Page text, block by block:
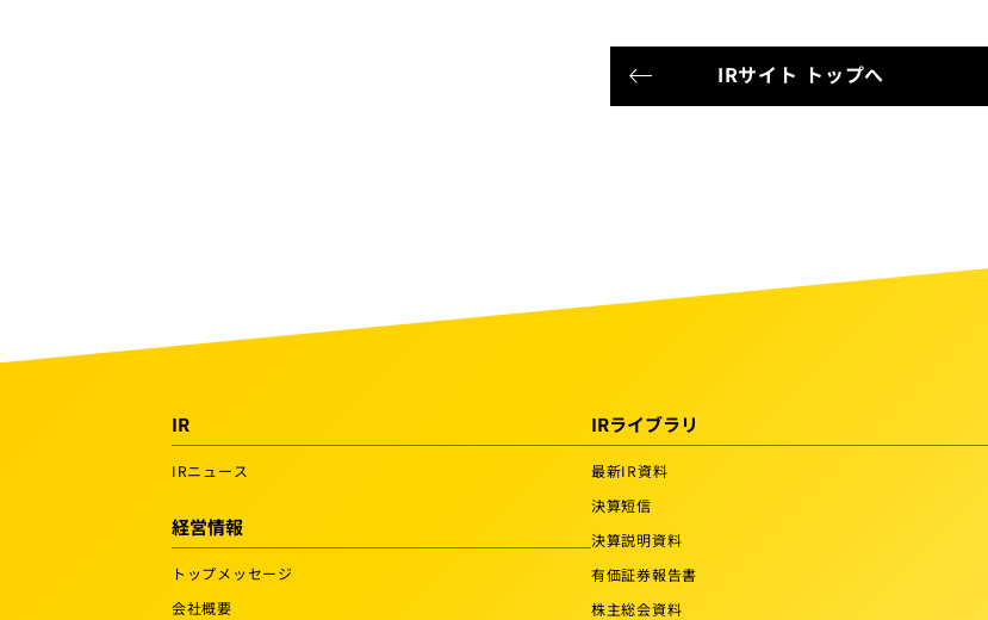
IRサイト トップへ
IR
IRニュース
経営情報
トップメッセージ
会社概要
IRライブラリ
最新IR資料
決算短信
決算説明資料
有価証券報告書
株主総会資料